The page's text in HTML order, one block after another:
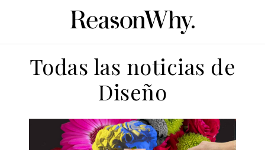
Todas las noticias de
Diseño